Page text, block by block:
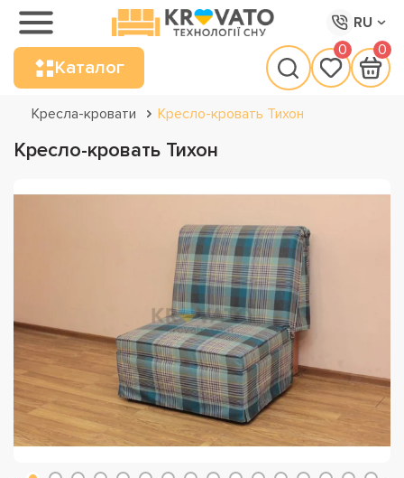
RU
Каталог
0 0
Кресла-кровати Кресло-кровать Тихон
Кресло-кровать Тихон